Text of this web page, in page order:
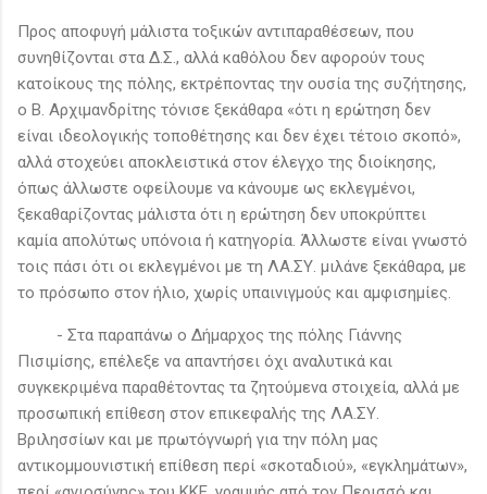
Προς αποφυγή μάλιστα τοξικών αντιπαραθέσεων, που
συνηθίζονται στα Δ.Σ., αλλά καθόλου δεν αφορούν τους
κατοίκους της πόλης, εκτρέποντας την ουσία της συζήτησης,
ο Β. Αρχιμανδρίτης τόνισε ξεκάθαρα «ότι η ερώτηση δεν
είναι ιδεολογικής τοποθέτησης και δεν έχει τέτοιο σκοπό»,
αλλά στοχεύει αποκλειστικά στον έλεγχο της διοίκησης,
όπως άλλωστε οφείλουμε να κάνουμε ως εκλεγμένοι,
ξεκαθαρίζοντας μάλιστα ότι η ερώτηση δεν υποκρύπτει
καμία απολύτως υπόνοια ή κατηγορία. Άλλωστε είναι γνωστό
τοις πάσι ότι οι εκλεγμένοι με τη ΛΑ.ΣΥ. μιλάνε ξεκάθαρα, με
το πρόσωπο στον ήλιο, χωρίς υπαινιγμούς και αμφισημίες.
- Στα παραπάνω ο Δήμαρχος της πόλης Γιάννης
Πισιμίσης, επέλεξε να απαντήσει όχι αναλυτικά και
συγκεκριμένα παραθέτοντας τα ζητούμενα στοιχεία, αλλά με
προσωπική επίθεση στον επικεφαλής της ΛΑ.ΣΥ.
Βριλησσίων και με πρωτόγνωρή για την πόλη μας
αντικομμουνιστική επίθεση περί «σκοταδιού», «εγκλημάτων»,